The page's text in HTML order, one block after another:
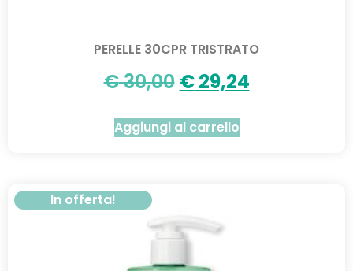
PERELLE 30CPR TRISTRATO
€30,00 €29,24
Aggiungi al carrello
In offerta!